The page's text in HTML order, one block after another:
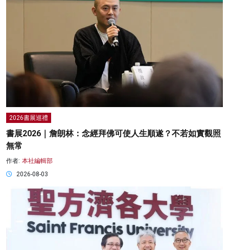
2026書展巡禮
書展2026｜詹朗林：念經拜佛可使人生順遂？不若如實觀照
無常
作者: 本社編輯部
2026-08-03